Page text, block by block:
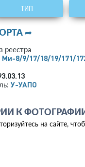
ТИП
➦
реестра
Ми-8/9/17/18/19/171/
У-УАПО
К
на сайте,